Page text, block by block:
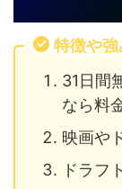
特徴や強
31日間
なら料
映画や
ドラフ